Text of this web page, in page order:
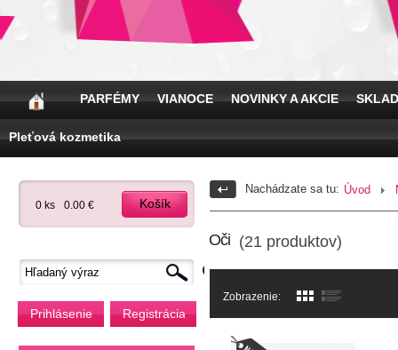
PARFÉMY VIANOCE NOVINKY A AKCIE
Pleťová kozmetika
0 ks 0.00 € Košík
Prihlásenie Registrácia
Nachádzate sa tu: Úvod
Oči (21 produktov)
Zobrazenie: